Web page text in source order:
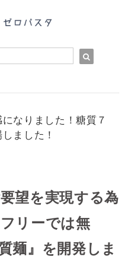
なりました！糖質７
ました！
望を実現する為
リーでは無
麺』を開発しま